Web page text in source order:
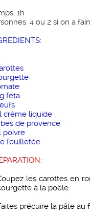
1h
4 ou 2 si on a
feta
crème liquide
de provence
poivre
feuilletée
les carottes en
à la poêle.
précuire la pâte